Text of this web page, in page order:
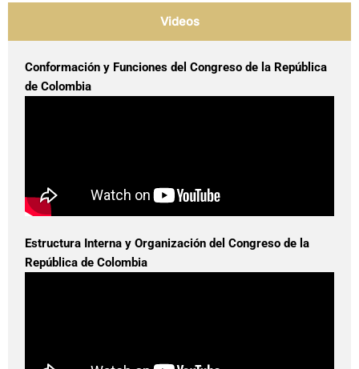
Videos
Conformación y Funciones del Congreso de la República
de Colombia
Estructura Interna y Organización del Congreso de la
República de Colombia